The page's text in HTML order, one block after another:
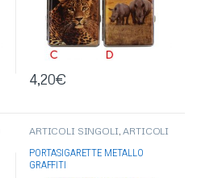
4,20€
ARTICOLI SINGOLI,ARTICOLI
FUMATORE,VARI,ACCESSORI
PER FUMATORI,PORTA
PACCHETTO/PORTA
PORTASIGARETTE METALLO
GRAFFITI